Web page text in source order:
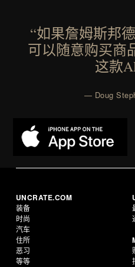
“如果詹姆斯邦
可以随意购买商
这款
— Doug
UNCRATE.COM
装备
时尚
汽车
住所
恶习
等等